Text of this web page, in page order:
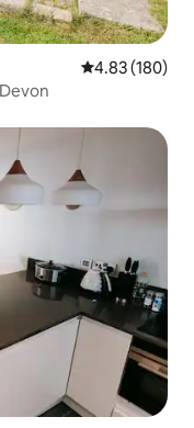
Penarafan
4.83 (180)